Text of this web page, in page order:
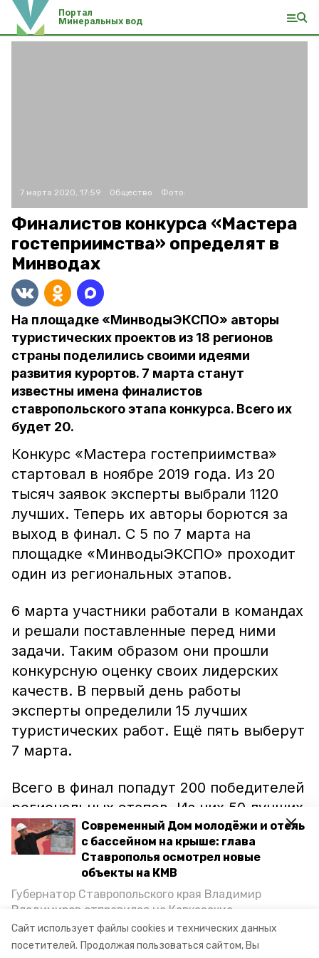
Сайт использует файлы cookies и технических данных
посетителей. Продолжая пользоваться сайтом, Вы
Современный Дом молодёжи и отель
с бассейном на крыше: глава
Ставрополья осмотрел новые
объекты на КМВ
Губернатор Ставропольского края Владимир
Владимиров отправился на Кавказские
Минеральные Воды, чтобы проинспектировать
строительство объектов в Кисловодске и
Портал
Минеральных вод
7 марта 2020, 17:59 Общество Фото:
Финалистов конкурса «Мастера
гостеприимства» определят в
Минводах
На площадке «МинводыЭКСПО» авторы
туристических проектов из 18 регионов
страны поделились своими идеями
развития курортов. 7 марта станут
известны имена финалистов
ставропольского этапа конкурса. Всего их
будет 20.
Конкурс «Мастера гостеприимства»
стартовал в ноябре 2019 года. Из 20
тысяч заявок эксперты выбрали 1120
лучших. Теперь их авторы борются за
выход в финал. С 5 по 7 марта на
площадке «МинводыЭКСПО» проходит
один из региональных этапов.
6 марта участники работали в командах
и решали поставленные перед ними
задачи. Таким образом они прошли
конкурсную оценку своих лидерских
качеств. В первый день работы
эксперты определили 15 лучших
туристических работ. Ещё пять выберут
7 марта.
Всего в финал попадут 200 победителей
региональных этапов. Из них 50 лучших
получат статус «Мастер
гостеприимства», а 25 — сертификаты
на дополнительное образование в
Сколково.
Ранее на Ставропольепроходил
конкурс на лучший экомаршрут.